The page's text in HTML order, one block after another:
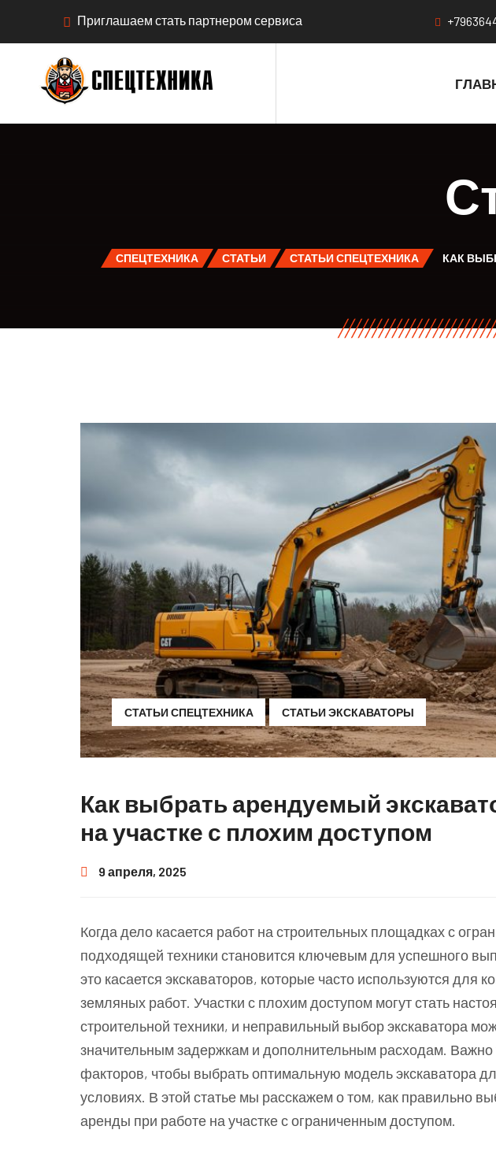
Приглашаем стать партнером сервиса
СПЕЦТЕХНИКА СТАТЬИ СТАТЬИ СПЕЦТЕХНИКА КАК
СТАТЬИ СПЕЦТЕХНИКА СТАТЬИ ЭКСКАВАТОРЫ
Как выбрать арендуемый
на участке с плохим доступом
9 апреля, 2025
Когда дело касается работ на строительных площадках с
подходящей техники становится ключевым для успешного
это касается экскаваторов, которые часто используются для
земляных работ. Участки с плохим доступом могут стать
строительной техники, и неправильный выбор экскаватора
значительным задержкам и дополнительным расходам. Важно
факторов, чтобы выбрать оптимальную модель экскаватора
условиях. В этой статье мы расскажем о том, как правильно
аренды при работе на участке с ограниченным доступом.